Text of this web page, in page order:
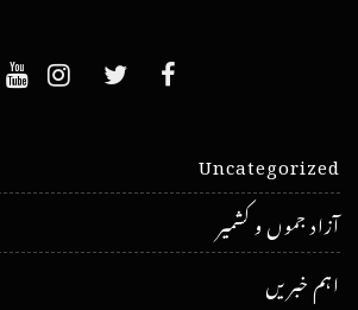
Uncategorized
آزاد جموں و کشمیر
اہم خبریں